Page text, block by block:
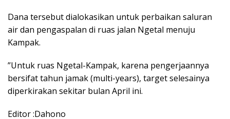
Dana tersebut dialokasikan untuk perbaikan saluran
air dan pengaspalan di ruas jalan Ngetal menuju
Kampak.
​”Untuk ruas Ngetal-Kampak, karena pengerjaannya
bersifat tahun jamak (multi-years), target selesainya
diperkirakan sekitar bulan April ini.
Editor :Dahono